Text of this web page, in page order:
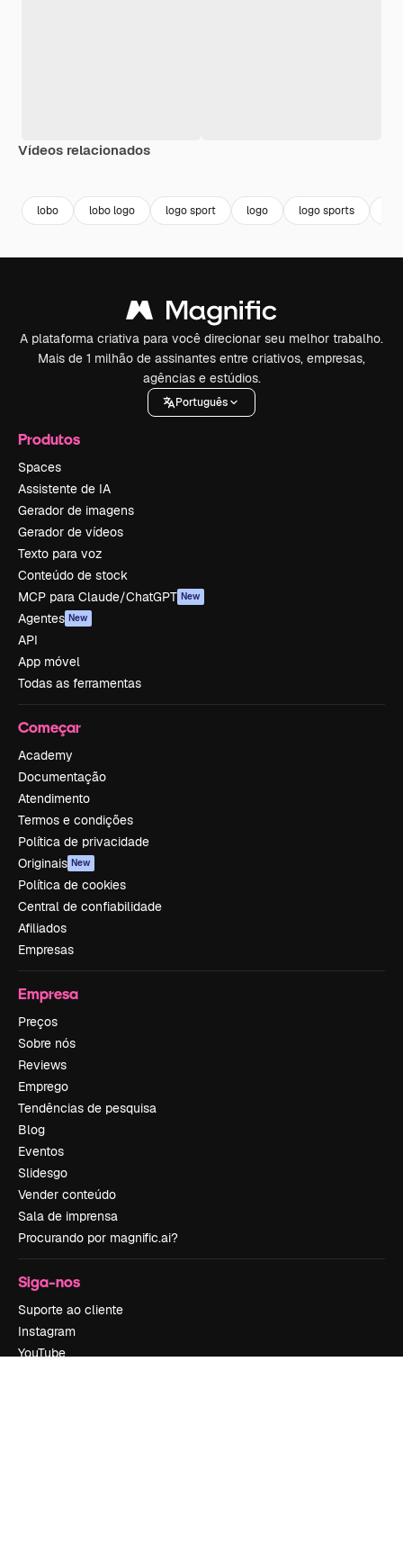
Vídeos relacionados
lobo lobo logo logo sport logo logo sports
A plataforma criativa para você direcionar seu melhor trabalho.
Mais de 1 milhão de assinantes entre criativos, empresas,
agências e estúdios.
Português
Produtos
Spaces
Assistente de IA
Gerador de imagens
Gerador de vídeos
Texto para voz
Conteúdo de stock
MCP para Claude/ChatGPT New
Agentes New
API
App móvel
Todas as ferramentas
Começar
Academy
Documentação
Atendimento
Termos e condições
Política de privacidade
Originais New
Política de cookies
Central de confiabilidade
Afiliados
Empresas
Empresa
Preços
Sobre nós
Reviews
Emprego
Tendências de pesquisa
Blog
Eventos
Slidesgo
Vender conteúdo
Sala de imprensa
Procurando por magnific.ai?
Siga-nos
Suporte ao cliente
Instagram
YouTube